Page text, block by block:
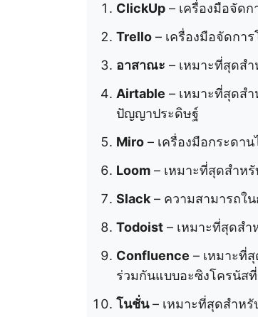
ClickUp – เครื่องมือจัด
Trello – เครื่องมือจัดกา
อาสาณะ – เหมาะที่สุดส
Airtable – เหมาะที่สุดส
ปัญญาประดิษฐ์
Miro – เครื่องมือกระดา
Loom – เหมาะที่สุดสำห
Slack – ความสามารถใ
Todoist – เหมาะที่สุดส
Confluence – เหมาะที่
ร่วมกันแบบอะซิงโครนัส
โนชั่น– เหมาะที่สุดสำห